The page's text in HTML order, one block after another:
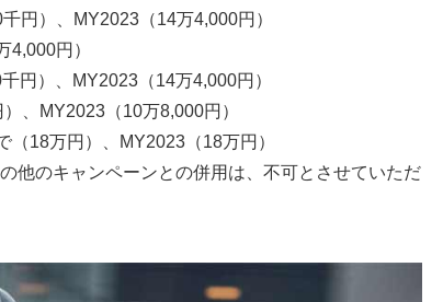
円）、MY2023（14万4,000円）
4,000円）
円）、MY2023（14万4,000円）
、MY2023（10万8,000円）
（18万円）、MY2023（18万円）
他のキャンペーンとの併用は、不可とさせていただ